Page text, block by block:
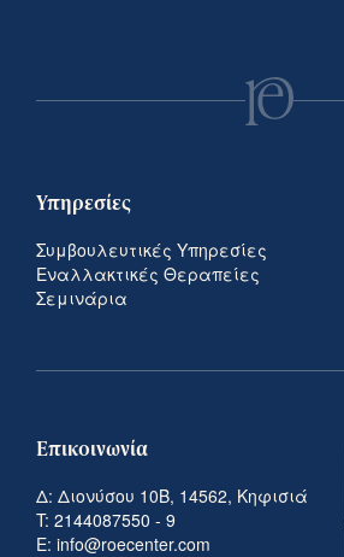
Υπηρεσίες
Συμβουλευτικές Υπηρεσίες
Εναλλακτικές Θεραπείες
Σεμινάρια
Επικοινωνία
Δ: Διονύσου 10Β, 14562, Κηφισιά
T: 2144087550 - 9
E: info@roecenter.com